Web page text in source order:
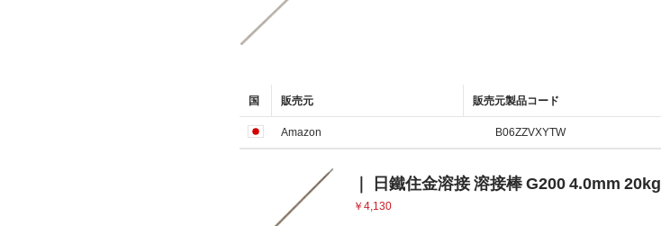
国 販売元 販売元製品コード
Amazon
B06ZZVXYTW
｜ 日鐵住金溶接 溶接棒 G200 4.0mm 20kg
￥4,130